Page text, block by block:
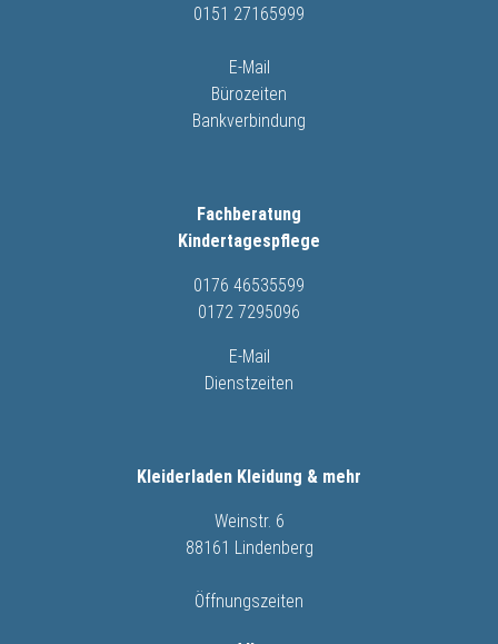
0151 27165999
E-Mail
Bürozeiten
Bankverbindung
Fachberatung
Kindertagespflege
0176 46535599
0172 7295096
E-Mail
Dienstzeiten
Kleiderladen Kleidung & mehr
Weinstr. 6
88161 Lindenberg
Öffnungszeiten